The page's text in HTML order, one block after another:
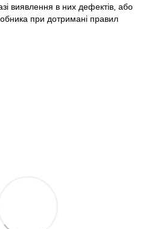
виявлення в них дефектів, або
при дотримані правил